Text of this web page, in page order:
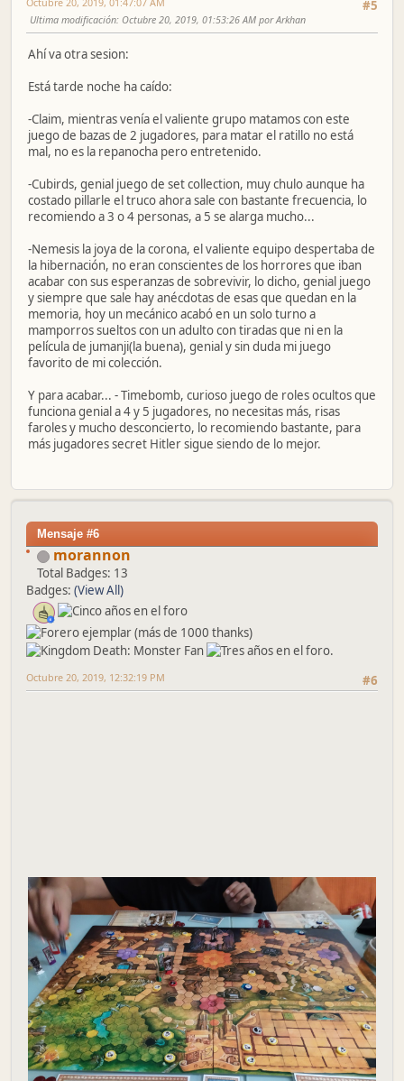
#5
Ultima modificación: Octubre 20, 2019, 01:53:26 AM por Arkhan
Ahí va otra sesion:
Está tarde noche ha caído:
-Claim, mientras venía el valiente grupo matamos con este
juego de bazas de 2 jugadores, para matar el ratillo no está
mal, no es la repanocha pero entretenido.
-Cubirds, genial juego de set collection, muy chulo aunque ha
costado pillarle el truco ahora sale con bastante frecuencia, lo
recomiendo a 3 o 4 personas, a 5 se alarga mucho...
-Nemesis la joya de la corona, el valiente equipo despertaba de
la hibernación, no eran conscientes de los horrores que iban
acabar con sus esperanzas de sobrevivir, lo dicho, genial juego
y siempre que sale hay anécdotas de esas que quedan en la
memoria, hoy un mecánico acabó en un solo turno a
mamporros sueltos con un adulto con tiradas que ni en la
película de jumanji(la buena), genial y sin duda mi juego
favorito de mi colección.
Y para acabar... - Timebomb, curioso juego de roles ocultos que
funciona genial a 4 y 5 jugadores, no necesitas más, risas
faroles y mucho desconcierto, lo recomiendo bastante, para
más jugadores secret Hitler sigue siendo de lo mejor.
Mensaje #6
morannon
Total Badges: 13
Badges: (View All)
#6
Octubre 20, 2019, 12:32:19 PM